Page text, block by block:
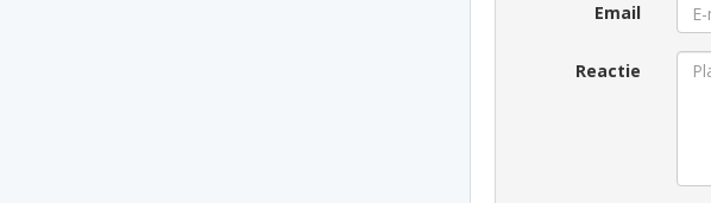
Email
Reactie